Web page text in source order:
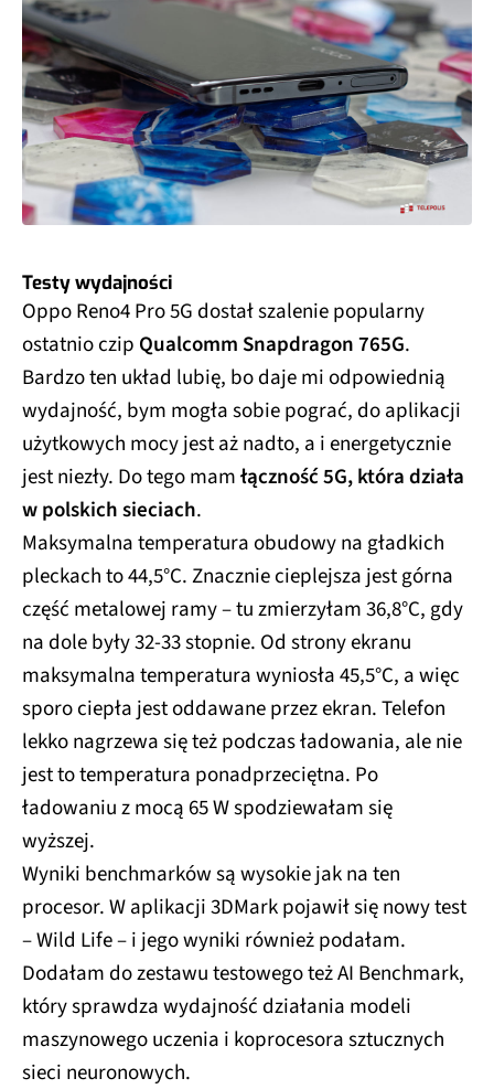
Testy wydajności
Oppo Reno4 Pro 5G dostał szalenie popularny
ostatnio czip Qualcomm Snapdragon 765G.
Bardzo ten układ lubię, bo daje mi odpowiednią
wydajność, bym mogła sobie pograć, do aplikacji
użytkowych mocy jest aż nadto, a i energetycznie
jest niezły. Do tego mamłączność 5G, która działa
w polskich sieciach.
Maksymalna temperatura obudowy na gładkich
pleckach to 44,5°C. Znacznie cieplejsza jest górna
część metalowej ramy – tu zmierzyłam 36,8°C, gdy
na dole były 32-33 stopnie. Od strony ekranu
maksymalna temperatura wyniosła 45,5°C, a więc
sporo ciepła jest oddawane przez ekran. Telefon
lekko nagrzewa się też podczas ładowania, ale nie
jest to temperatura ponadprzeciętna. Po
ładowaniu z mocą 65 W spodziewałam się
wyższej.
Wyniki benchmarków są wysokie jak na ten
procesor. W aplikacji 3DMark pojawił się nowy test
– Wild Life – i jego wyniki również podałam.
Dodałam do zestawu testowego też AI Benchmark,
który sprawdza wydajność działania modeli
maszynowego uczenia i koprocesora sztucznych
sieci neuronowych.